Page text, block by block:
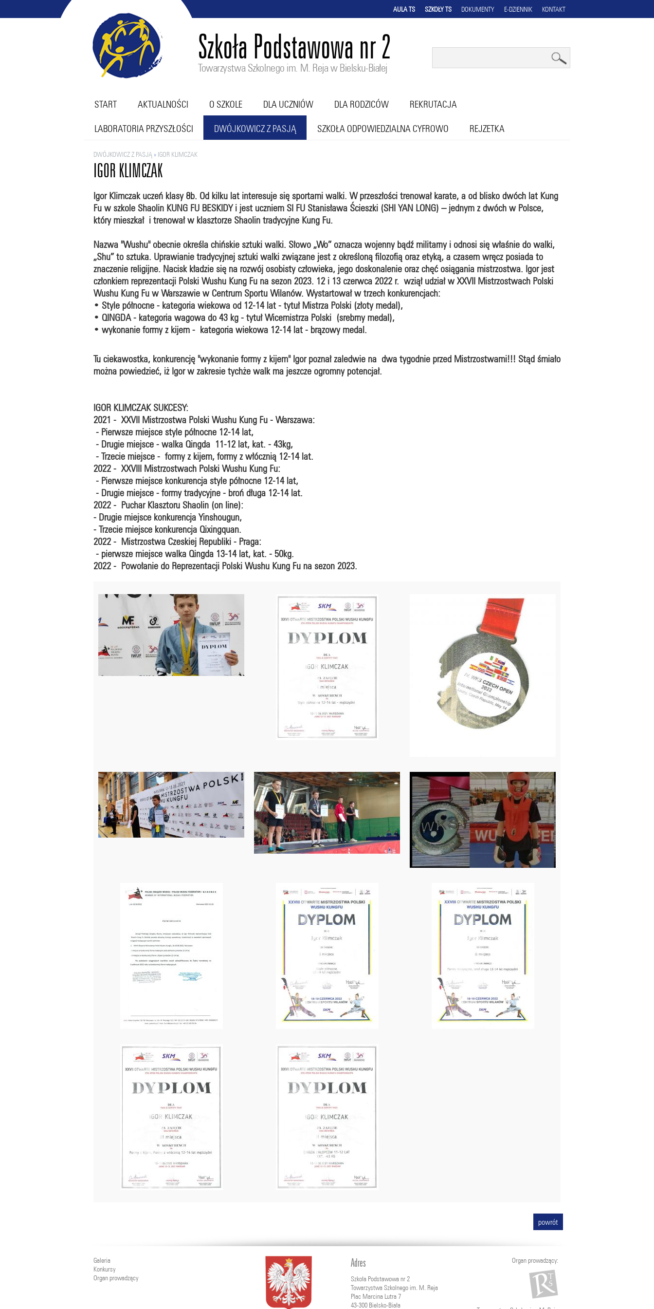
AULA TS SZKOŁY TS DOKUMENTY E-DZIENNIK KONTAKT
Szkoła Podstawowa nr 2
Towarzystwa Szkolnego im. M. Reja w Bielsku-Białej
START AKTUALNOŚCI O SZKOLE DLA UCZNIÓW DLA RODZICÓW REKRUTACJA
LABORATORIA PRZYSZŁOŚCI DWÓJKOWICZ Z PASJĄ SZKOŁA ODPOWIEDZIALNA CYFROWO REJZETKA
IGOR KLIMCZAK
DWÓJKOWICZ Z PASJĄ» IGOR KLIMCZAK
Igor Klimczak uczeń klasy 8b. Od kilku lat interesuje się sportami walki. W przeszłości trenował karate, a od blisko dwóch lat Kung
Fu w szkole Shaolin KUNG FU BESKIDY i jest uczniem SI FU Stanisława Ścieszki (SHI YAN LONG) – jednym z dwóch w Polsce,
który mieszkał i trenował w klasztorze Shaolin tradycyjne Kung Fu.
Nazwa "Wushu" obecnie określa chińskie sztuki walki. Słowo „Wo” oznacza wojenny bądź militarny i odnosi się właśnie do walki,
„Shu” to sztuka. Uprawianie tradycyjnej sztuki walki związane jest z określoną filozofią oraz etyką, a czasem wręcz posiada to
znaczenie religijne. Nacisk kładzie się na rozwój osobisty człowieka, jego doskonalenie oraz chęć osiągania mistrzostwa. Igor jest
członkiem reprezentacji Polski Wushu Kung Fu na sezon 2023. 12 i 13 czerwca 2022 r. wziął udział w XXVII Mistrzostwach Polski
Wushu Kung Fu w Warszawie w Centrum Sportu Wilanów. Wystartował w trzech konkurencjach:
• Style północne - kategoria wiekowa od 12-14 lat - tytuł Mistrza Polski (złoty medal),
• QINGDA - kategoria wagowa do 43 kg - tytuł Wicemistrza Polski (srebrny medal),
• wykonanie formy z kijem - kategoria wiekowa 12-14 lat - brązowy medal.
Tu ciekawostka, konkurencję "wykonanie formy z kijem" Igor poznał zaledwie na dwa tygodnie przed Mistrzostwami!!! Stąd śmiało
można powiedzieć, iż Igor w zakresie tychże walk ma jeszcze ogromny potencjał.
IGOR KLIMCZAK SUKCESY:
2021 - XXVII Mistrzostwa Polski Wushu Kung Fu - Warszawa:
- Pierwsze miejsce style północne 12-14 lat,
- Drugie miejsce - walka Qingda 11-12 lat, kat. - 43kg,
- Trzecie miejsce - formy z kijem, formy z włócznią 12-14 lat.
2022 - XXVIII Mistrzostwach Polski Wushu Kung Fu:
- Pierwsze miejsce konkurencja style północne 12-14 lat,
- Drugie miejsce - formy tradycyjne - broń długa 12-14 lat.
2022 - Puchar Klasztoru Shaolin (on line):
- Drugie miejsce konkurencja Yinshougun,
- Trzecie miejsce konkurencja Qixingquan.
2022 - Mistrzostwa Czeskiej Republiki - Praga:
- pierwsze miejsce walka Qingda 13-14 lat, kat. - 50kg.
2022 - Powołanie do Reprezentacji Polski Wushu Kung Fu na sezon 2023.
powrót
Galeria
Konkursy
Organ prowadzący
Organ prowadzący:
Adres
Szkoła Podstawowa nr 2
Towarzystwa Szkolnego im. M. Reja
Plac Marcina Lutra 7
43-300 Bielsko-Biała